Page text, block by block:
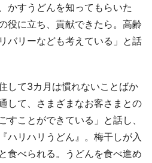
かすうどんを知ってもらいた
役に立ち、貢献できたら。高齢
バリーなども考えている」と話
して3カ月は慣れないことばか
して、さまざまなお客さまとの
すことができている」と話し、
ハリハリうどん』。梅干しが入
食べられる。うどんを食べ進め